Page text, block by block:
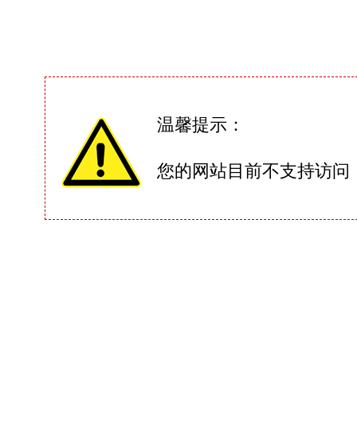
温馨提示：
您的网站目前不支持访